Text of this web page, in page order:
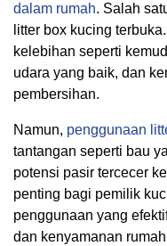
dalam rumah. Salah
litter box kucing
kelebihan seperti
udara yang baik, dan
pembersihan.
Namun, penggunaan
tantangan seperti bau
potensi pasir tercecer
penting bagi pemilik
penggunaan yang
dan kenyamanan